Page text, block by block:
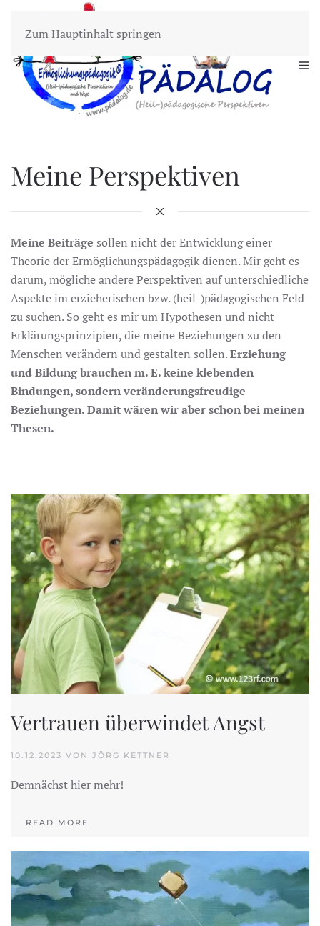
Zum Hauptinhalt springen
Meine Perspektiven
Meine Beiträge sollen nicht der Entwicklung einer
Theorie der Ermöglichungspädagogik dienen. Mir geht es
darum, mögliche andere Perspektiven auf unterschiedliche
Aspekte im erzieherischen bzw. (heil-)pädagogischen Feld
zu suchen. So geht es mir um Hypothesen und nicht
Erklärungsprinzipien, die meine Beziehungen zu den
Menschen verändern und gestalten sollen.Erziehung
und Bildung brauchen m. E. keine klebenden
Bindungen, sondern veränderungsfreudige
Beziehungen. Damit wären wir aber schon bei meinen
Thesen.
Vertrauen überwindet Angst
10.12.2023 VON JÖRG KETTNER
Demnächst hier mehr!
READ MORE